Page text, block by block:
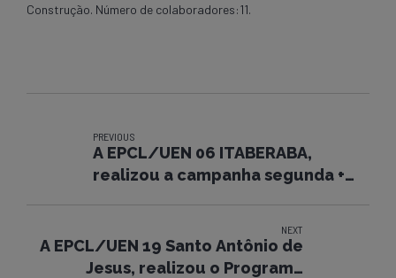
Construção. Número de colaboradores:11.
PREVIOUS
A EPCL/UEN 06 ITABERABA,
realizou a campanha segunda +
NEXT
A EPCL/UEN 19 Santo Antônio de
Jesus, realizou o Programa